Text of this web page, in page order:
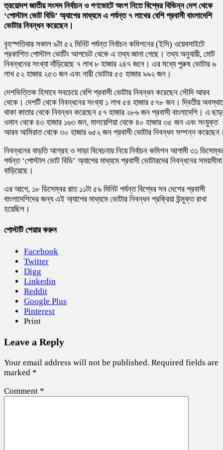
ত্রয়োদশ জাতীয় সংসদ নির্বাচন ও গণভোটে অংশ নিতে বিশ্বের বিভিন্ন দেশ থেকে
‘পোস্টাল ভোট বিডি’ অ্যাপের মাধ্যমে এ পর্যন্ত ৭ লাখের বেশি প্রবাসী বাংলাদেশি
ভোটার নিবন্ধন করেছেন।
বৃহস্পতিবার সকাল ৯টা ৫২ মিনিট পর্যন্ত নির্বাচন কমিশনের (ইসি) ওয়েবসাইটে
প্রকাশিত পোস্টাল ভোটিং আপডেট থেকে এ তথ্য জানা গেছে। তথ্য অনুযায়ী, মোট
নিবন্ধনের সংখ্যা দাঁড়িয়েছে ৭ লাখ ৮ হাজার ২৪৭ জনে। এর মধ্যে পুরুষ ভোটার ৬
লাখ ৫২ হাজার ২৫৩ জন এবং নারী ভোটার ৫৫ হাজার ৯৯২ জন।
দেশভিত্তিক হিসাবে সবচেয়ে বেশি প্রবাসী ভোটার নিবন্ধন করেছেন সৌদি আরব
থেকে। দেশটি থেকে নিবন্ধনের সংখ্যা ১ লাখ ৫৪ হাজার ৫৭৮ জন। দ্বিতীয়
থাকা কাতার থেকে নিবন্ধন করেছেন ৫৭ হাজার ২৮৬ জন প্রবাসী বাংলাদেশি। এ
ওমান থেকে ৪৩ হাজার ১৬৩ জন, মালয়েশিয়া থেকে ৪০ হাজার ৩৫ জন এবং সংযুক্ত
আরব আমিরাত থেকে ৩০ হাজার ৬৫২ জন প্রবাসী ভোটার নিবন্ধন সম্পন্ন
নিবন্ধনের বাড়তি আগ্রহ ও সাড়া বিবেচনায় নিয়ে নির্বাচন কমিশন আগামী ৩১
পর্যন্ত ‘পোস্টাল ভোট বিডি’ অ্যাপের মাধ্যমে প্রবাসী ভোটারদের নিবন্ধনের সময়সীমা
বাড়িয়েছে।
এর আগে, ১৮ ডিসেম্বর রাত ১১টা ৫৯ মিনিট পর্যন্ত বিশ্বের সব দেশের প্রবাসী
বাংলাদেশিদের জন্য এই অ্যাপের মাধ্যমে ভোটার নিবন্ধন প্রক্রিয়া উন্মুক্ত রাখা
হয়েছিল।
পোস্টটি শেয়ার করুন
Facebook
Twitter
Digg
Linkedin
Reddit
Google Plus
Pinterest
Print
Leave a Reply
Your email address will not be published. Required fields are
marked *
Comment *